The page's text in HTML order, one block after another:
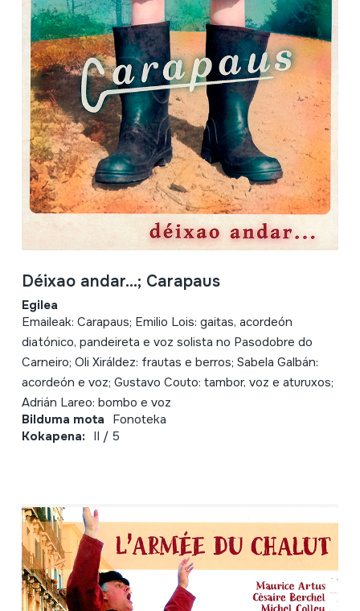
Déixao andar...; Carapaus
Egilea
Emaileak: Carapaus; Emilio Lois: gaitas, acordeón
diatónico, pandeireta e voz solista no Pasodobre do
Carneiro; Oli Xiráldez: frautas e berros; Sabela Galbán:
acordeón e voz; Gustavo Couto: tambor, voz e aturuxos;
Adrián Lareo: bombo e voz
Bilduma mota Fonoteka
Kokapena: II / 5